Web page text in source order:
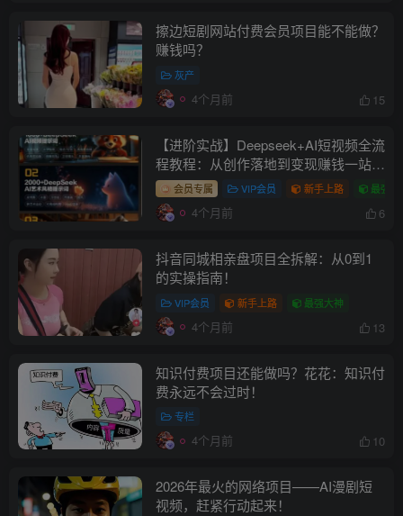
擦边短剧网站付费会员项目能不能做？
赚钱吗？
灰产
4个月前 15
【进阶实战】Deepseek+AI短视频全流
程教程：从创作落地到变现赚钱一站式
指南会员专属 VIP会员 新手上路 最强大
4个月前 6
抖音同城相亲盘项目全拆解：从0到1
的实操指南！
VIP会员 新手上路 最强大神
4个月前 13
知识付费项目还能做吗？花花：知识付
费永远不会过时！
专栏
4个月前 10
2026年最火的网络项目——AI漫剧短
视频，赶紧行动起来！